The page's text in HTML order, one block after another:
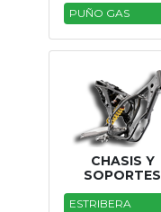
Empresa
Contacto
PUÑO GAS
CHASIS Y
SOPORTES
ESTRIBERA